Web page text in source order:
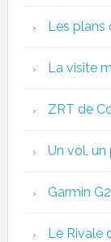
Les plans
La visite
ZRT de
Un vol, un
Garmin
Le Rivale